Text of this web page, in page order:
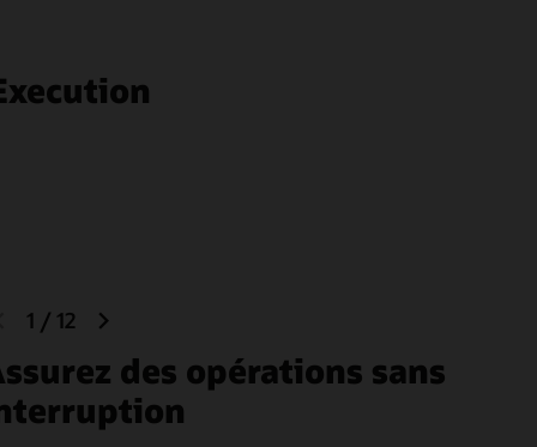
previous
slide
1 / 12
des opérations sans